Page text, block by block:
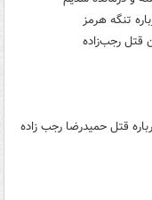
تنگه هرمز
قتل رجب‌زاده
قتل حمیدرضا رجب زاده